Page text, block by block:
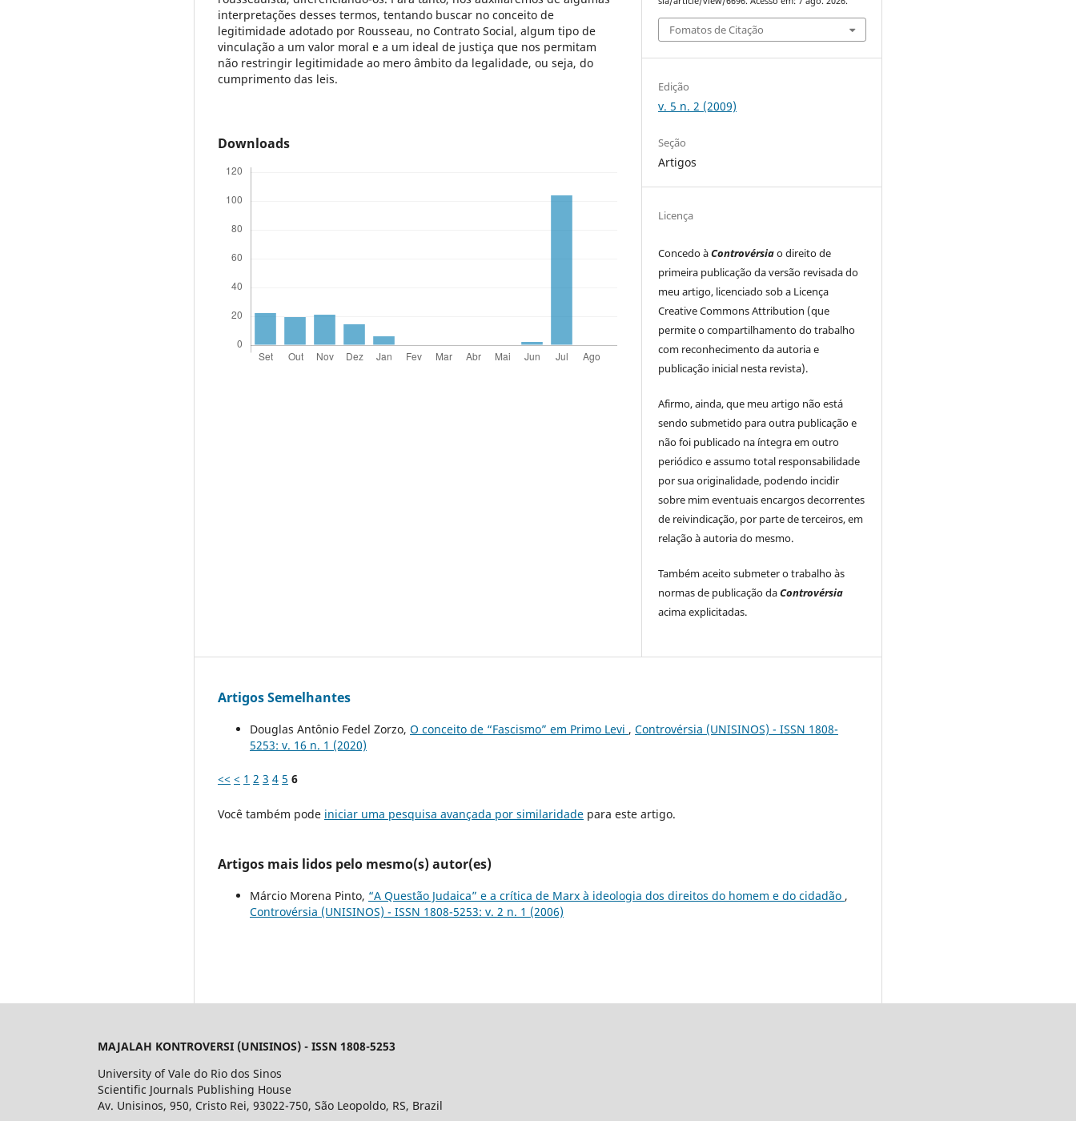
interpretações desses termos, tentando buscar no conceito de
legitimidade adotado por Rousseau, no Contrato Social, algum tipo de
vinculação a um valor moral e a um ideal de justiça que nos permitam
não restringir legitimidade ao mero âmbito da legalidade, ou seja, do
cumprimento das leis.
Downloads
Fomatos de Citação
Edição
v. 5 n. 2 (2009)
Seção
Artigos
Licença
Concedo àControvérsiao direito de
primeira publicação da versão revisada do
meu artigo, licenciado sob a Licença
Creative Commons Attribution (que
permite o compartilhamento do trabalho
com reconhecimento da autoria e
publicação inicial nesta revista).
Afirmo, ainda, que meu artigo não está
sendo submetido para outra publicação e
não foi publicado na íntegra em outro
periódico e assumo total responsabilidade
por sua originalidade, podendo incidir
sobre mim eventuais encargos decorrentes
de reivindicação, por parte de terceiros, em
relação à autoria do mesmo.
Também aceito submeter o trabalho às
normas de publicação daControvérsia
acima explicitadas.
Artigos Semelhantes
Douglas Antônio Fedel Zorzo, O conceito de “Fascismo” em Primo Levi , Controvérsia (UNISINOS) - ISSN 1808-
5253: v. 16 n. 1 (2020)
<< < 1 2 3 4 5 6
Você também pode iniciar uma pesquisa avançada por similaridade para este artigo.
Artigos mais lidos pelo mesmo(s) autor(es)
Márcio Morena Pinto, “A Questão Judaica” e a crítica de Marx à ideologia dos direitos do homem e do cidadão ,
Controvérsia (UNISINOS) - ISSN 1808-5253: v. 2 n. 1 (2006)
MAJALAH KONTROVERSI (UNISINOS) - ISSN 1808-5253
University of Vale do Rio dos Sinos
Scientific Journals Publishing House
Av. Unisinos, 950, Cristo Rei, 93022-750, São Leopoldo, RS, Brazil